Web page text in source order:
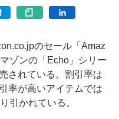
のセール「Amaz
ゾンの「Echo」シリー
されている。割引率は
率が高いアイテムでは
引かれている。